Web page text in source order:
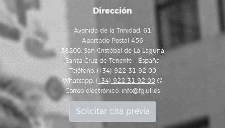
Dirección
Avenida de la Trinidad, 61
Apartado Postal 456
38200, San Cristóbal de La Laguna
Santa Cruz de Tenerife - España
Teléfono: (+34) 922 31 92 00
Whatsapp: (+34) 922 31 92 00
Correo electrónico: info@fg.ull.es
Solicitar cita previa